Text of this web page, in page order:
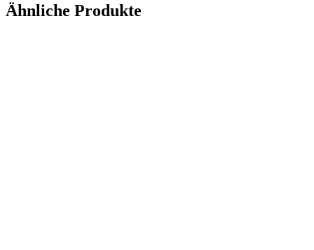
Ähnliche Produkte